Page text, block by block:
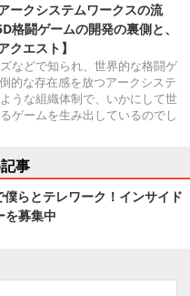
ークシステムワークスの流
格闘ゲームの開発の裏側と、
エスト】
などで知られ、世界的な格闘ゲ
的な存在感を放つアークシステ
うな組織体制で、いかにして世
ゲームを生み出しているのでし
事
僕らとテレワーク！インサイド
を募集中